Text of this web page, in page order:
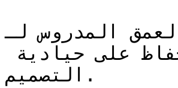
العمق المدروس لـBL-0472 يجعله خياراً آمناً للغرف
التصميم.